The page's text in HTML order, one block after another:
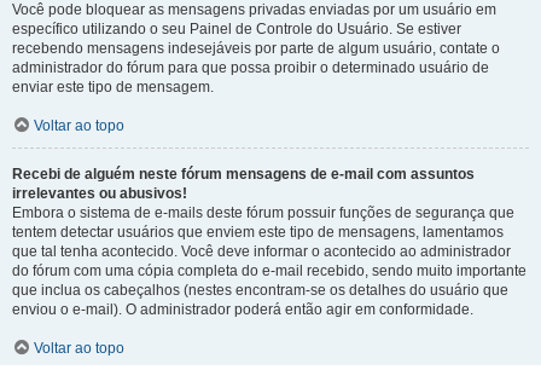
Você pode bloquear as mensagens privadas enviadas por um usuário em
específico utilizando o seu Painel de Controle do Usuário. Se estiver
recebendo mensagens indesejáveis por parte de algum usuário, contate o
administrador do fórum para que possa proibir o determinado usuário de
enviar este tipo de mensagem.
Voltar ao topo
Recebi de alguém neste fórum mensagens de e-mail com assuntos
irrelevantes ou abusivos!
Embora o sistema de e-mails deste fórum possuir funções de segurança que
tentem detectar usuários que enviem este tipo de mensagens, lamentamos
que tal tenha acontecido. Você deve informar o acontecido ao administrador
do fórum com uma cópia completa do e-mail recebido, sendo muito importante
que inclua os cabeçalhos (nestes encontram-se os detalhes do usuário que
enviou o e-mail). O administrador poderá então agir em conformidade.
Voltar ao topo